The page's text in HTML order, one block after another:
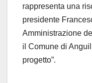
rappresenta una
presidente
Amministrazione
il Comune di
progetto”.